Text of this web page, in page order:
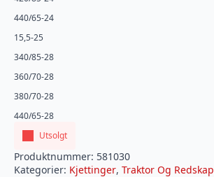
440/65-24
15,5-25
340/85-28
360/70-28
380/70-28
440/65-28
Utsolgt
Produktnummer: 581030
Kategorier: Kjettinger, Traktor Og Redskap